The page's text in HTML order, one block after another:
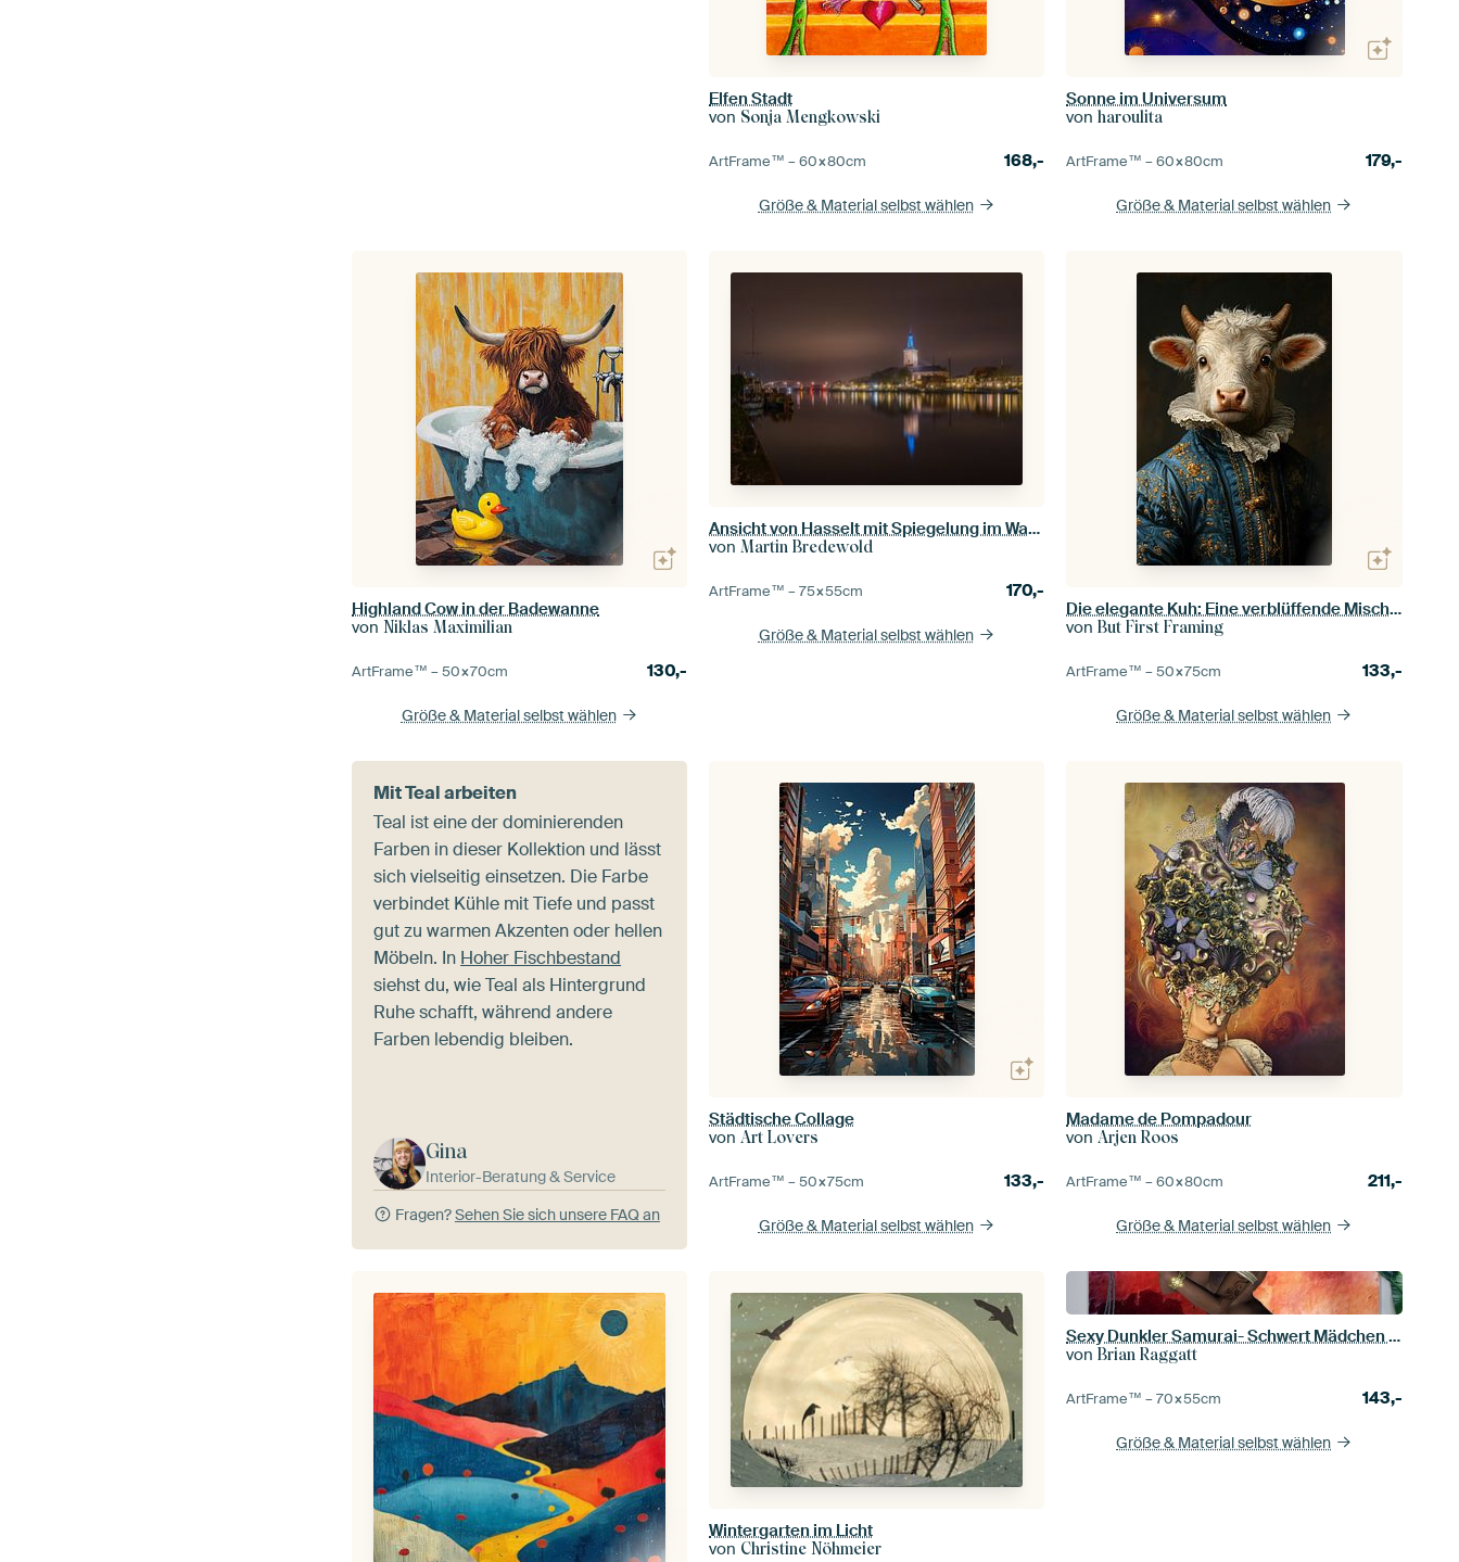
Elfen Stadt
von Sonja Mengkowski
ArtFrame™ –60×80cm 168,-
Größe & Material selbst wählen
Sonne im Universum
vonharoulita
ArtFrame™ –60×80cm 179,-
Größe & Material selbst wählen
Highland Cow in der Badewanne
von Niklas Maximilian
ArtFrame™ –50×70cm 130,-
Größe & Material selbst wählen
Ansicht von Hasselt mit Spiegelung im Wasser HDR
vonMartin Bredewold
ArtFrame™ –75×55cm 170,-
Größe & Material selbst wählen
Die elegante Kuh: Eine verblüffende Mischung aus historischer Mode und Tierreich
vonBut First Framing
ArtFrame™ –50×75cm 133,-
Größe & Material selbst wählen
Mit Teal arbeiten
Teal ist eine der dominierenden
Farben in dieser Kollektion und lässt
sich vielseitig einsetzen. Die Farbe
verbindet Kühle mit Tiefe und passt
gut zu warmen Akzenten oder hellen
Möbeln. In Hoher Fischbestand
siehst du, wie Teal als Hintergrund
Ruhe schafft, während andere
Farben lebendig bleiben.
Gina
Interior-Beratung & Service
Fragen?Sehen Sie sich unsere FAQ an
Städtische Collage
vonArt Lovers
ArtFrame™ –50×75cm 133,-
Größe & Material selbst wählen
Madame de Pompadour
vonArjen Roos
ArtFrame™ –60×80cm 211,-
Größe & Material selbst wählen
Wintergarten im Licht
von Christine Nöhmeier
Sexy Dunkler Samurai- Schwert Mädchen nackt
vonBrian Raggatt
ArtFrame™ –70×55cm 143,-
Größe & Material selbst wählen